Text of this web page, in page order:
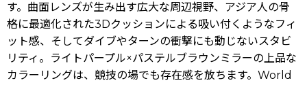
す。曲面レンズが生み出す広大な周辺視野、アジア人の骨
格に最適化された3Dクッションによる吸い付くようなフィ
ット感、そしてダイブやターンの衝撃にも動じないスタビ
リティ。ライトパープル×パステルブラウンミラーの上品な
カラーリングは、競技の場でも存在感を放ちます。World